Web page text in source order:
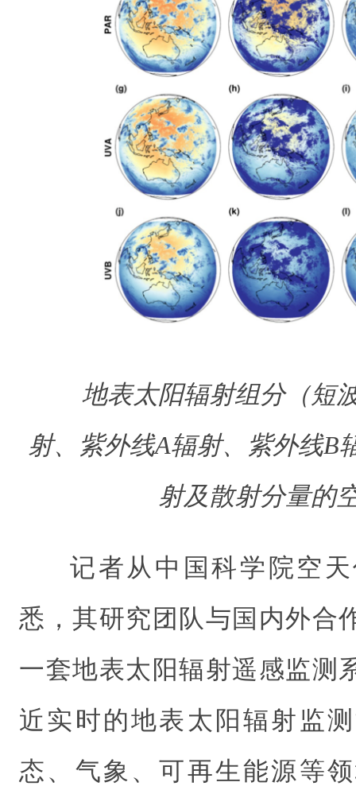
地表太阳辐射组分（短
射、紫外线A辐射、紫外线B
射及散射分量的
记者从中国科学院空
悉，其研究团队与国内外合
一套地表太阳辐射遥感监测
近实时的地表太阳辐射监
态、气象、可再生能源等